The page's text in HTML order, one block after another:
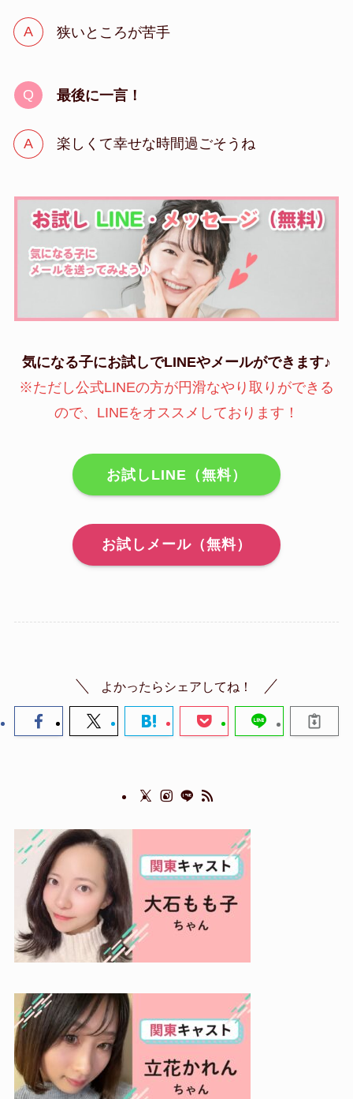
狭いところが苦手
最後に一言！
楽しくて幸せな時間過ごそうね
気になる子にお試しでLINEやメールができます♪
※ただし公式LINEの方が円滑なやり取りができる
ので、LINEをオススメしております！
お試しLINE（無料）
お試しメール（無料）
よかったらシェアしてね！